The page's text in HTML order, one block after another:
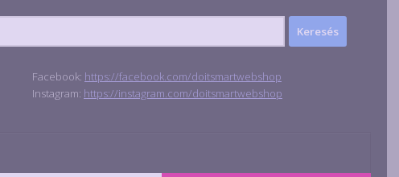
Facebook: https://facebook.com/doitsmartwebshop
Instagram: https://instagram.com/doitsmartwebshop